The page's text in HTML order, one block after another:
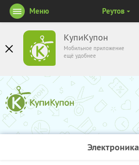
КупиКупон
Мобильное приложение
ещё удобнее
Меню Реутов
Электроника